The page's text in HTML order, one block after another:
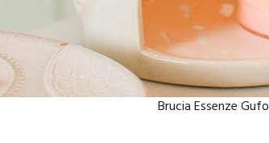
Brucia Essenze Gufo